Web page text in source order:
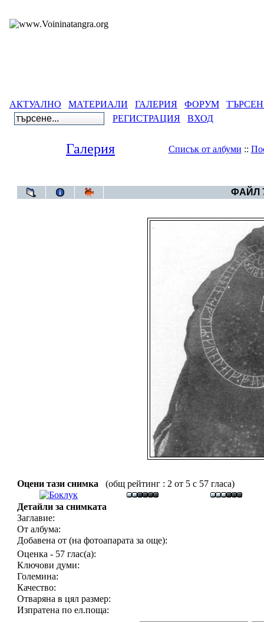
АКТУАЛНО МАТЕРИАЛИ ГАЛЕРИЯ ФОРУМ
РЕГИСТРАЦИЯ
ВХОД
Галерия Списък от албуми ::
ФАЙЛ
Оцени тази снимка (общ рейтинг : 2 от 5 с 57 гласа)
Детайли за снимката
Заглавие:
От албума:
Добавена от (на фотоапарата за още):
Оценка - 57 глас(а):
Ключови думи:
Големина:
Качество:
Отваряна в цял размер:
Изпратена по ел.поща: